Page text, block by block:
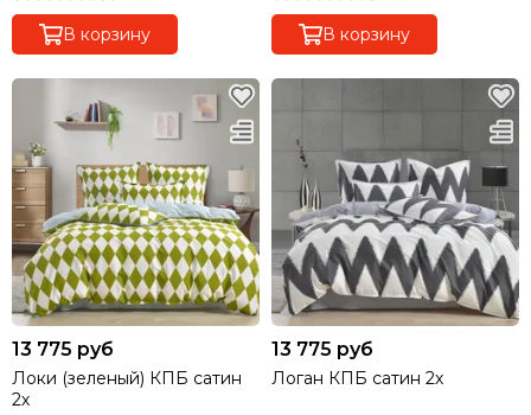
В корзину В корзину
13 775 руб
Локи (зеленый) КПБ сатин
2х
13 775 руб
Логан КПБ сатин 2х